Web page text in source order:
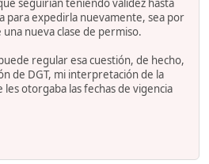
para expedirla nuevamente, sea por
nueva clase de permiso.
regular esa cuestión, de hecho,
de DGT, mi interpretación de la
les otorgaba las fechas de vigencia